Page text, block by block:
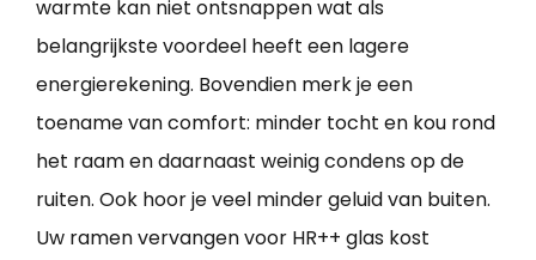
warmte kan niet ontsnappen wat als
belangrijkste voordeel heeft een lagere
energierekening. Bovendien merk je een
toename van comfort: minder tocht en kou rond
het raam en daarnaast weinig condens op de
ruiten. Ook hoor je veel minder geluid van buiten.
Uw ramen vervangen voor HR++ glas kost